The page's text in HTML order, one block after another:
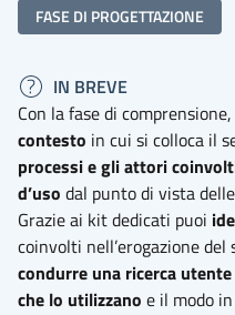
FASE DI PROGETTAZIONE
IN BREVE
Con la fase di comprensione,
contesto in cui si colloca il
processi e gli attori
d’uso dal punto di vista
Grazie ai kit dedicati puoi
coinvolti nell’erogazione del
condurre una ricerca
che lo utilizzano e il modo